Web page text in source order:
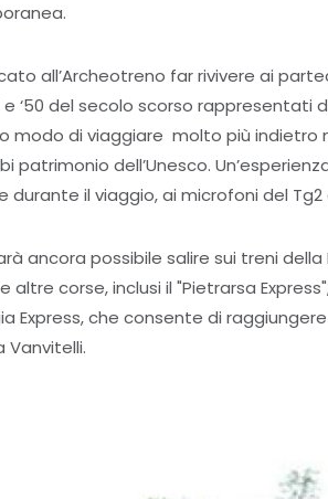
all’Archeotreno far rivivere ai
e ‘50 del secolo scorso
modo di viaggiare molto più indietro
patrimonio dell’Unesco.
il viaggio, ai microfoni del Tg2
ancora possibile salire sui treni
altre corse, inclusi il "Pietrarsa
Express, che consente di
Vanvitelli.